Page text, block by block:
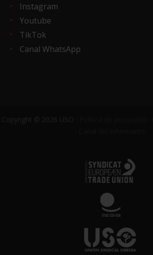
Instagram
Youtube
TikTok
Canal WhatsApp
Copyright © 2026 USO ·